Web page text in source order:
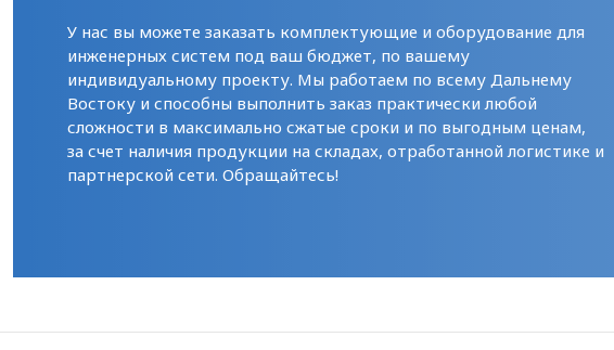
У нас вы можете заказать комплектующие и оборудование для
инженерных систем под ваш бюджет, по вашему
индивидуальному проекту. Мы работаем по всему Дальнему
Востоку и способны выполнить заказ практически любой
сложности в максимально сжатые сроки и по выгодным ценам,
за счет наличия продукции на складах, отработанной логистике и
партнерской сети. Обращайтесь!